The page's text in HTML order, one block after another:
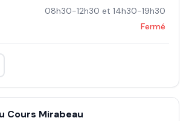
08h30-12h30 et 14h30-19h30
Fermé
Cours Mirabeau